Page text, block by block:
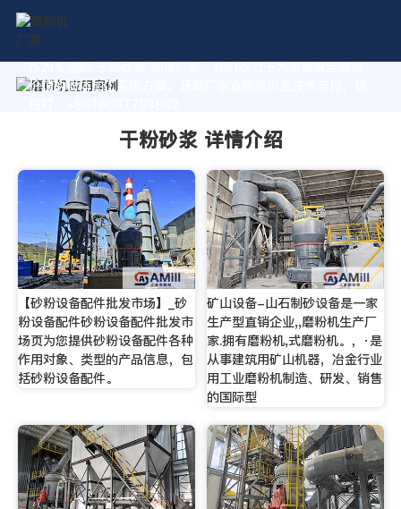
作为专业的 干粉砂浆 制造厂家，我们致力于为您量身定制高
价值的粉体加工系统方案。获取厂家直销报价及技术支持，请
干粉砂浆 详情介绍
【砂粉设备配件批发市场】_砂
粉设备配件砂粉设备配件批发市
场页为您提供砂粉设备配件各种
作用对象、类型的产品信息，包
括砂粉设备配件。
矿山设备-山石制砂设备是一家
生产型直销企业,,磨粉机生产厂
家.拥有磨粉机,式磨粉机。，·是
从事建筑用矿山机器，冶金行业
用工业磨粉机制造、研发、销售
的国际型